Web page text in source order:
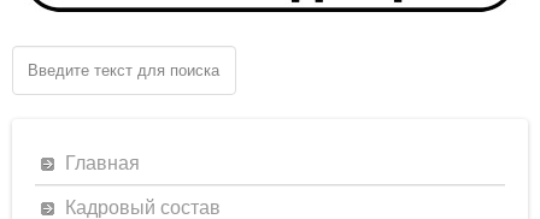
Главная
Кадровый состав